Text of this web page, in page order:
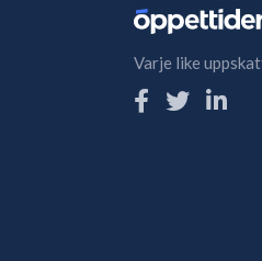
Varje like